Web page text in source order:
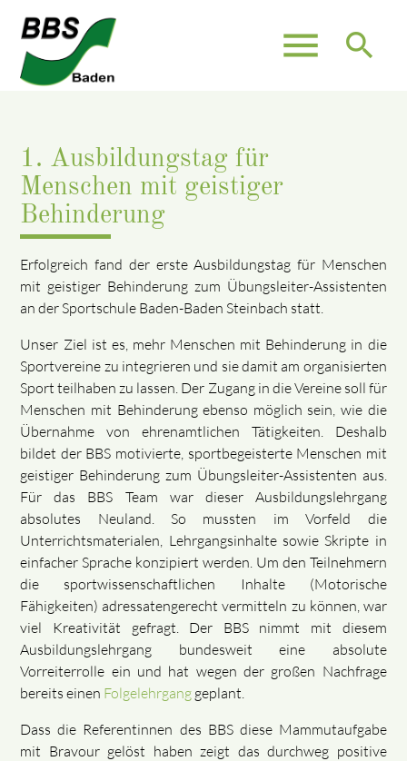
menu search
1. Ausbildungstag für
Menschen mit geistiger
Behinderung
Erfolgreich fand der erste Ausbildungstag für Menschen
mit geistiger Behinderung zum Übungsleiter-Assistenten
an der Sportschule Baden-Baden Steinbach statt.
Unser Ziel ist es, mehr Menschen mit Behinderung in die
Sportvereine zu integrieren und sie damit am organisierten
Sport teilhaben zu lassen. Der Zugang in die Vereine soll für
Menschen mit Behinderung ebenso möglich sein, wie die
Übernahme von ehrenamtlichen Tätigkeiten. Deshalb
bildet der BBS motivierte, sportbegeisterte Menschen mit
geistiger Behinderung zum Übungsleiter-Assistenten aus.
Für das BBS Team war dieser Ausbildungslehrgang
absolutes Neuland. So mussten im Vorfeld die
Unterrichtsmaterialen, Lehrgangsinhalte sowie Skripte in
einfacher Sprache konzipiert werden. Um den Teilnehmern
die sportwissenschaftlichen Inhalte (Motorische
Fähigkeiten) adressatengerecht vermitteln zu können, war
viel Kreativität gefragt. Der BBS nimmt mit diesem
Ausbildungslehrgang bundesweit eine absolute
Vorreiterrolle ein und hat wegen der großen Nachfrage
bereits einen Folgelehrgang geplant.
Dass die Referentinnen des BBS diese Mammutaufgabe
mit Bravour gelöst haben zeigt das durchweg positive